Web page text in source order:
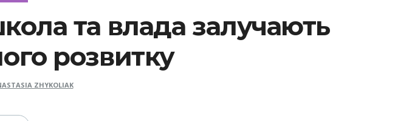
та влада залучають
розвитку
ZHYKOLIAK